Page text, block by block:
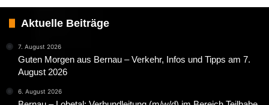
Aktuelle Beiträge
7. August 2026
Guten Morgen aus Bernau – Verkehr, Infos und Tipps am 7.
August 2026
6. August 2026